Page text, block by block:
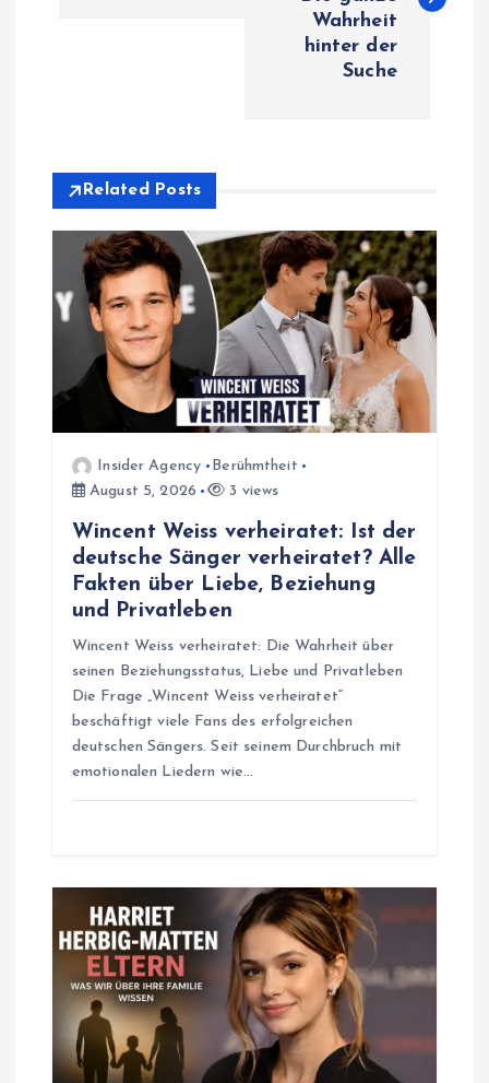
a
v
g
a
t
Wahrheit
hinter der
Suche
Related Posts
Insider Agency
Berühmtheit
August 5, 2026
3 views
Wincent Weiss verheiratet: Ist der
deutsche Sänger verheiratet? Alle
Fakten über Liebe, Beziehung
und Privatleben
Wincent Weiss verheiratet: Die Wahrheit über
seinen Beziehungsstatus, Liebe und Privatleben
Die Frage „Wincent Weiss verheiratet“
beschäftigt viele Fans des erfolgreichen
deutschen Sängers. Seit seinem Durchbruch mit
emotionalen Liedern wie…